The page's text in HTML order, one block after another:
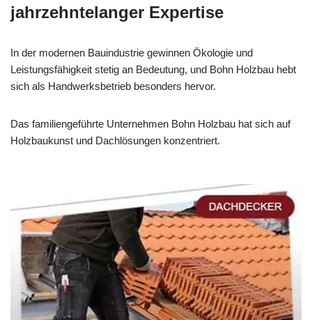
jahrzehntelanger Expertise
In der modernen Bauindustrie gewinnen Ökologie und
Leistungsfähigkeit stetig an Bedeutung, und Bohn Holzbau hebt
sich als Handwerksbetrieb besonders hervor.
Das familiengeführte Unternehmen Bohn Holzbau hat sich auf
Holzbaukunst und Dachlösungen konzentriert.